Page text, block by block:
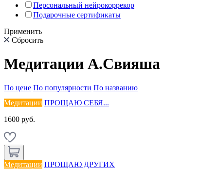
Персональный нейрокоррекор
Подарочные сертификаты
Применить
Сбросить
Медитации А.Свияша
По цене По популярности По названию
Медитации ПРОЩАЮ СЕБЯ...
1600 руб.
Медитации ПРОЩАЮ ДРУГИХ